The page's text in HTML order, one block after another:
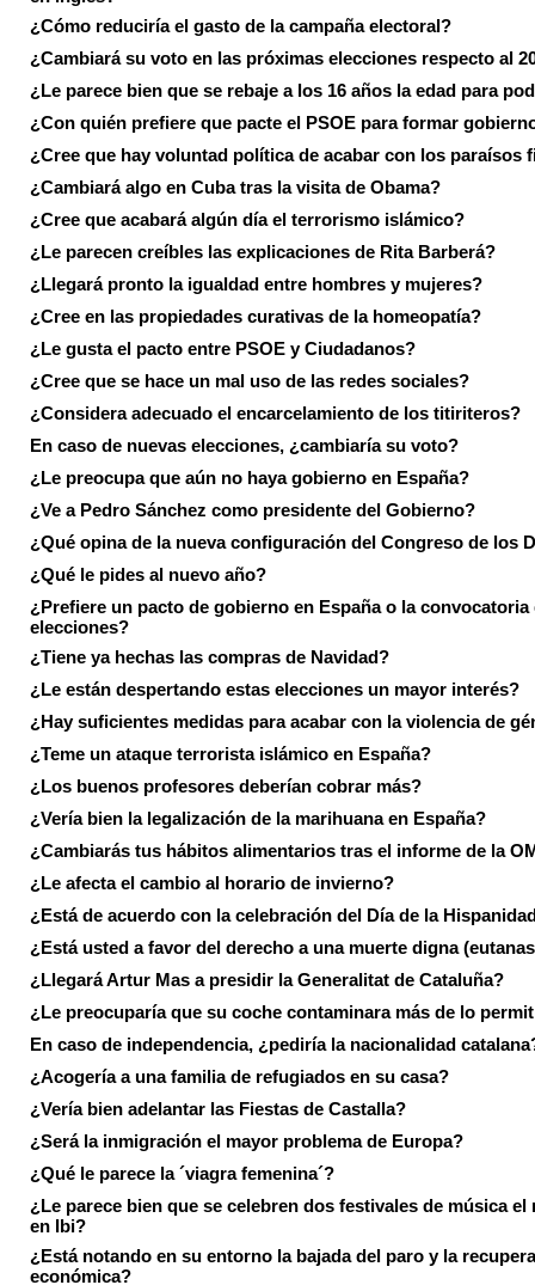
¿Cómo reduciría el gasto de la campaña electoral?
¿Cambiará su voto en las próximas elecciones respecto al
¿Le parece bien que se rebaje a los 16 años la edad para
¿Con quién prefiere que pacte el PSOE para formar
¿Cree que hay voluntad política de acabar con los paraísos
¿Cambiará algo en Cuba tras la visita de Obama?
¿Cree que acabará algún día el terrorismo islámico?
¿Le parecen creíbles las explicaciones de Rita Barberá?
¿Llegará pronto la igualdad entre hombres y mujeres?
¿Cree en las propiedades curativas de la homeopatía?
¿Le gusta el pacto entre PSOE y Ciudadanos?
¿Cree que se hace un mal uso de las redes sociales?
¿Considera adecuado el encarcelamiento de los titiriteros?
En caso de nuevas elecciones, ¿cambiaría su voto?
¿Le preocupa que aún no haya gobierno en España?
¿Ve a Pedro Sánchez como presidente del Gobierno?
¿Qué opina de la nueva configuración del Congreso de los
¿Qué le pides al nuevo año?
¿Prefiere un pacto de gobierno en España o la convocatoria
elecciones?
¿Tiene ya hechas las compras de Navidad?
¿Le están despertando estas elecciones un mayor interés?
¿Hay suficientes medidas para acabar con la violencia de
¿Teme un ataque terrorista islámico en España?
¿Los buenos profesores deberían cobrar más?
¿Vería bien la legalización de la marihuana en España?
¿Cambiarás tus hábitos alimentarios tras el informe de la
¿Le afecta el cambio al horario de invierno?
¿Está de acuerdo con la celebración del Día de la
¿Está usted a favor del derecho a una muerte digna
¿Llegará Artur Mas a presidir la Generalitat de Cataluña?
¿Le preocuparía que su coche contaminara más de lo
En caso de independencia, ¿pediría la nacionalidad
¿Acogería a una familia de refugiados en su casa?
¿Vería bien adelantar las Fiestas de Castalla?
¿Será la inmigración el mayor problema de Europa?
¿Qué le parece la ´viagra femenina´?
¿Le parece bien que se celebren dos festivales de música el
en Ibi?
¿Está notando en su entorno la bajada del paro y la
económica?